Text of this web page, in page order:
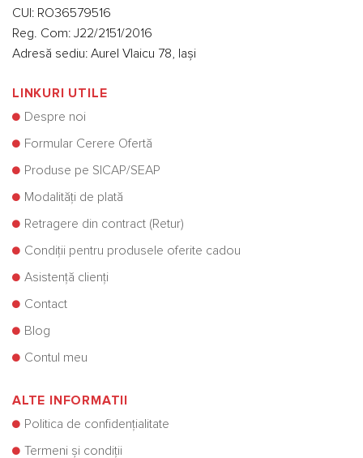
CUI: RO36579516
Reg. Com: J22/2151/2016
Adresă sediu: Aurel Vlaicu 78, Iași
LINKURI UTILE
Despre noi
Formular Cerere Ofertă
Produse pe SICAP/SEAP
Modalități de plată
Retragere din contract (Retur)
Condiții pentru produsele oferite cadou
Asistență clienți
Contact
Blog
Contul meu
ALTE INFORMATII
Politica de confidențialitate
Termeni și condiții